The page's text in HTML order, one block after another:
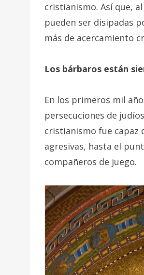
cristianismo. Así que,
pueden ser disipadas
más de acercamiento
Los bárbaros están
En los primeros mil
persecuciones de
cristianismo fue capaz
agresivas, hasta el
compañeros de juego.